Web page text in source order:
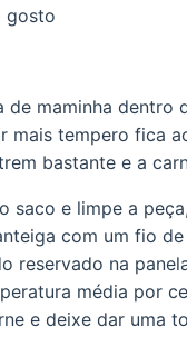
gosto
de maminha dentro
mais tempero fica
bastante e a
saco e limpe a
com um fio
reservado na
média por
e deixe dar uma